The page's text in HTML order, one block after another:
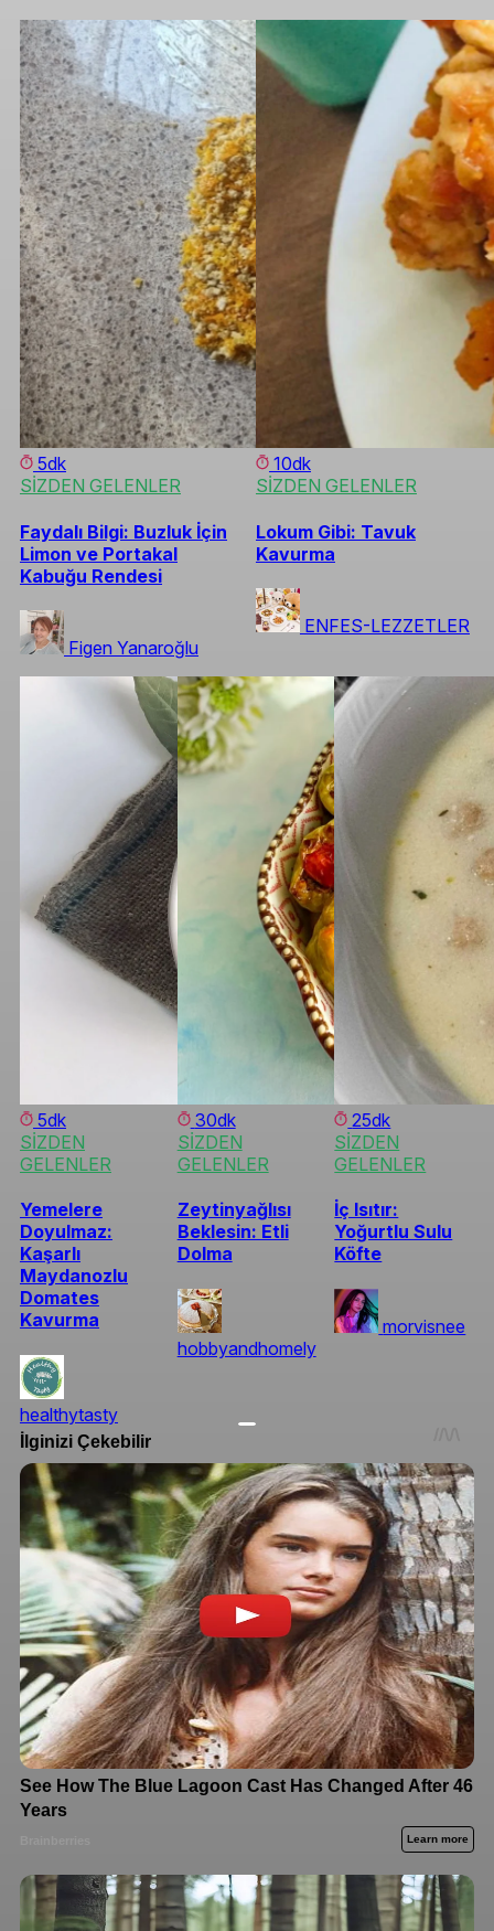
5dk
SİZDEN GELENLER
Faydalı Bilgi: Buzluk İçin
Limon ve Portakal
Kabuğu Rendesi
Figen Yanaroğlu
10dk
SİZDEN GELENLER
Lokum Gibi: Tavuk
Kavurma
ENFES-LEZZETLER
5dk
SİZDEN
GELENLER
Yemelere
Doyulmaz:
Kaşarlı
Maydanozlu
Domates
Kavurma
healthytasty
30dk
SİZDEN
GELENLER
Zeytinyağlısı
Beklesin: Etli
Dolma
hobbyandhomely
25dk
SİZDEN
GELENLER
İç Isıtır:
Yoğurtlu Sulu
Köfte
morvisnee